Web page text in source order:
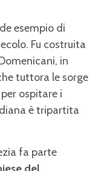
esempio di
Fu costruita
in
tuttora le sorge
ospitare i
è tripartita
fa parte